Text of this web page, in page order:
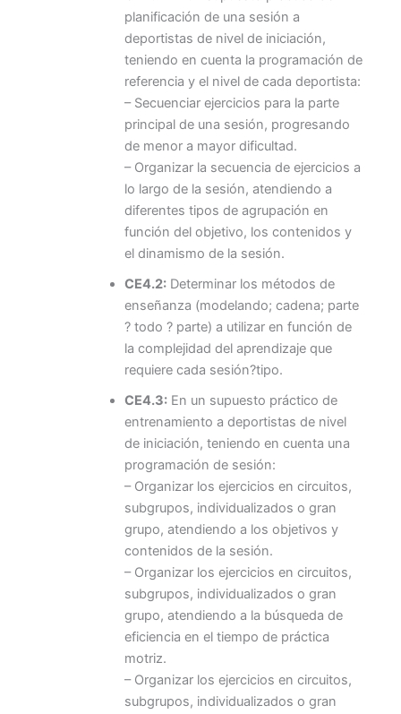
planificación de una sesión a
deportistas de nivel de iniciación,
teniendo en cuenta la programación de
referencia y el nivel de cada deportista:
– Secuenciar ejercicios para la parte
principal de una sesión, progresando
de menor a mayor dificultad.
– Organizar la secuencia de ejercicios a
lo largo de la sesión, atendiendo a
diferentes tipos de agrupación en
función del objetivo, los contenidos y
el dinamismo de la sesión.
CE4.2:Determinar los métodos de
enseñanza (modelando; cadena; parte
? todo ? parte) a utilizar en función de
la complejidad del aprendizaje que
requiere cada sesión?tipo.
CE4.3:En un supuesto práctico de
entrenamiento a deportistas de nivel
de iniciación, teniendo en cuenta una
programación de sesión:
– Organizar los ejercicios en circuitos,
subgrupos, individualizados o gran
grupo, atendiendo a los objetivos y
contenidos de la sesión.
– Organizar los ejercicios en circuitos,
subgrupos, individualizados o gran
grupo, atendiendo a la búsqueda de
eficiencia en el tiempo de práctica
motriz.
– Organizar los ejercicios en circuitos,
subgrupos, individualizados o gran